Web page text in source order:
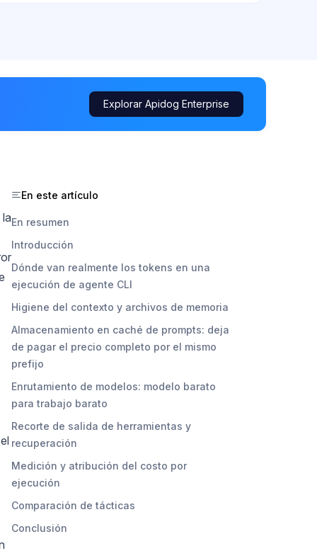
Explorar Apidog Enterprise
En este artículo
En resumen
Introducción
Dónde van realmente los tokens en una
ejecución de agente CLI
Higiene del contexto y archivos de memoria
Almacenamiento en caché de prompts: deja
de pagar el precio completo por el mismo
prefijo
Enrutamiento de modelos: modelo barato
para trabajo barato
Recorte de salida de herramientas y
recuperación
Medición y atribución del costo por
ejecución
Comparación de tácticas
Conclusión